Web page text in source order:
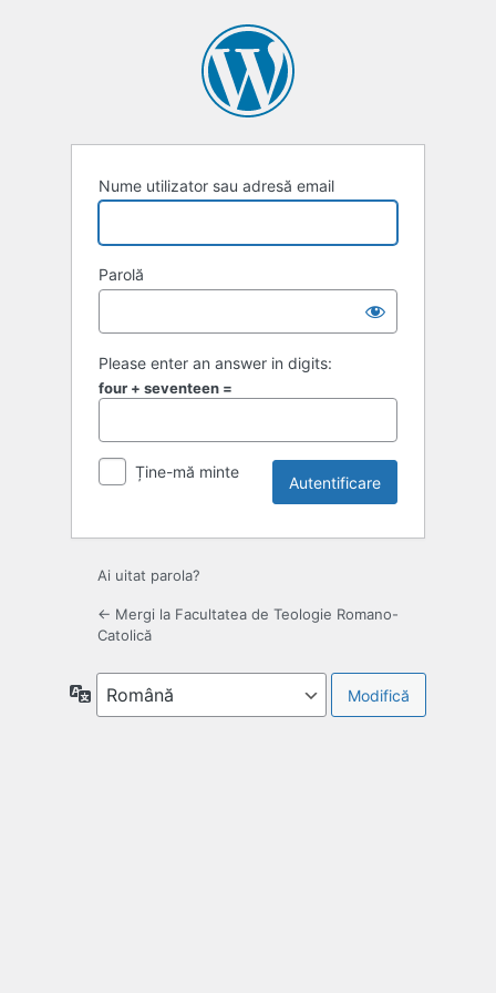
Nume utilizator sau adresă email
Parolă
Please enter an answer in digits:
four + seventeen =
Ține-mă minte
Ai uitat parola?
← Mergi la Facultatea de Teologie Romano-
Catolică
Limbă